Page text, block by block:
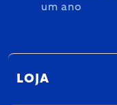
um ano
LOJA